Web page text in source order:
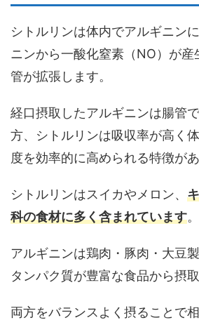
シトルリンは体内でアルギニン
ニンから一酸化窒素（NO）が産
管が拡張します。
経口摂取したアルギニンは腸管
方、 シトルリンは吸収率が高く
度を効率的に高められる特徴が
シトルリンはスイカやメロン、
科の食材に多く含まれています。
アルギニンは鶏肉・豚肉・大豆
タンパク質が豊富な食品から摂
両方をバランスよく摂ることで